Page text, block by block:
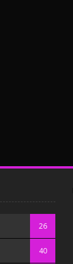
26
40